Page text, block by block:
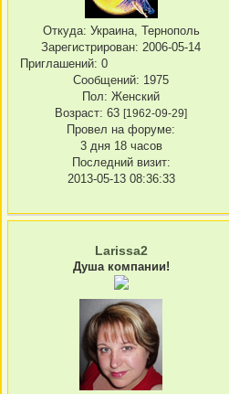
Откуда: Украина, Тернополь
Зарегистрирован: 2006-05-14
Приглашений: 0
Сообщений: 1975
Пол: Женский
Возраст: 63 [1962-09-29]
Провел на форуме:
3 дня 18 часов
Последний визит:
2013-05-13 08:36:33
Larissa2
Душа компании!